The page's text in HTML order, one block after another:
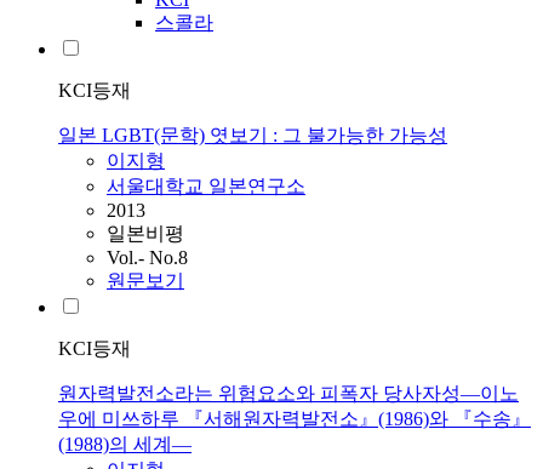
스콜라
KCI등재
일본 LGBT(문학) 엿보기 : 그 불가능한 가능성
이지형
서울대학교 일본연구소
2013
일본비평
Vol.- No.8
원문보기
KCI등재
원자력발전소라는 위험요소와 피폭자 당사자성―이노
우에 미쓰하루 『서해원자력발전소』(1986)와 『수송』
(1988)의 세계―